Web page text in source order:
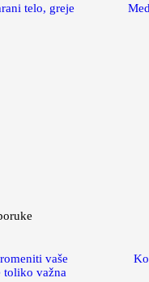
telo, greje
vaše
toliko važna